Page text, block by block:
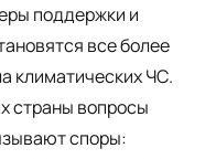
поддержки и
все более
климатических ЧС.
страны вопросы
споры: